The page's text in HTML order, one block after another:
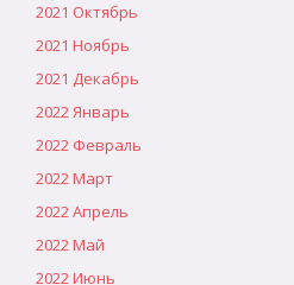
2021 Октябрь
2021 Ноябрь
2021 Декабрь
2022 Январь
2022 Февраль
2022 Март
2022 Апрель
2022 Май
2022 Июнь